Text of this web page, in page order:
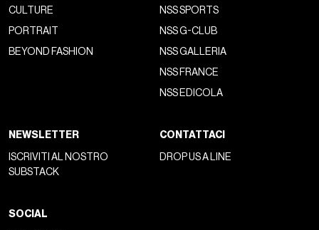
CULTURE
PORTRAIT
BEYOND FASHION
NSS SPORTS
NSS G-CLUB
NSS GALLERIA
NSS FRANCE
NSS EDICOLA
NEWSLETTER
ISCRIVITI AL NOSTRO
SUBSTACK
CONTATTACI
DROP US A LINE
SOCIAL